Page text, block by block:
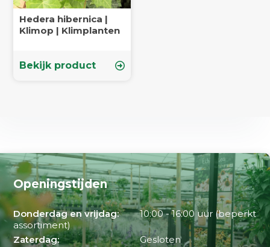
Hedera hibernica |
Klimop | Klimplanten
Bekijk product
Openingstijden
Donderdag en vrijdag:
10:00 - 16:00 uur (beperkt
assortiment)
Zaterdag:
Gesloten